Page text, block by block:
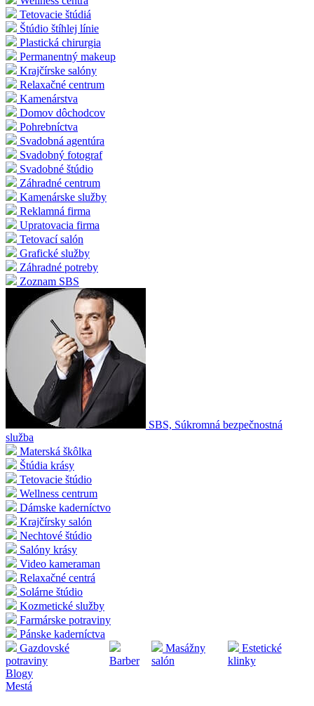
Tetovacie štúdiá
Štúdio štíhlej línie
Plastická chirurgia
Permanentný makeup
Krajčírske salóny
Relaxačné centrum
Kamenárstva
Domov dôchodcov
Pohrebníctva
Svadobná agentúra
Svadobný fotograf
Svadobné štúdio
Záhradné centrum
Kamenárske služby
Reklamná firma
Upratovacia firma
Tetovací salón
Grafické služby
Záhradné potreby
Zoznam SBS
SBS, Súkromná bezpečnostná
služba
Materská škôlka
Štúdia krásy
Tetovacie štúdio
Wellness centrum
Dámske kaderníctvo
Krajčírsky salón
Nechtové štúdio
Salóny krásy
Video kameraman
Relaxačné centrá
Solárne štúdio
Kozmetické služby
Farmárske potraviny
Pánske kaderníctva
Gazdovské
potraviny
Barber
Masážny
salón
Estetické
klinky
Blogy
Mestá